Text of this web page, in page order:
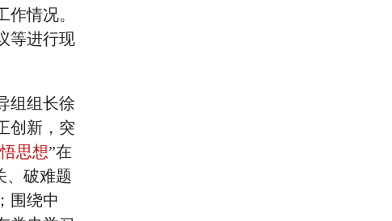
情况。
等进行现
组组长徐
创新，突
悟思想”在
、破难题
围绕中